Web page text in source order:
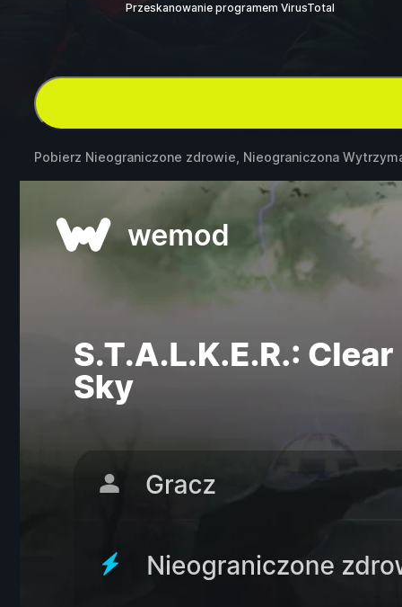
Przeskanowanie programem VirusTotal
Pobierz Nieograniczone zdrowie, Nieograniczona